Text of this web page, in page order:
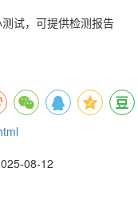
试，可提供检测报告
08-12